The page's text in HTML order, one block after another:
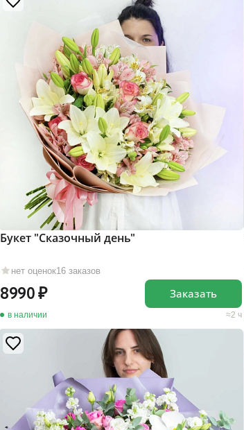
нет оценок16 заказов
Букет "Сказочный день"
8990
в наличии 2 ч
Заказать